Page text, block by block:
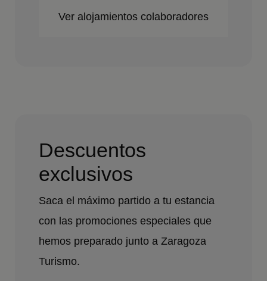
Ver alojamientos colaboradores
Descuentos
exclusivos
Saca el máximo partido a tu estancia
con las promociones especiales que
hemos preparado junto a Zaragoza
Turismo.